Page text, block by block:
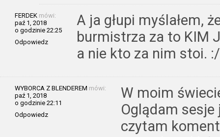
FERDEK mówi:
paź 1, 2018
o godzinie 22:25
Odpowiedz
A ja głupi myślałem,
burmistrza za to KIM
a nie kto za nim stoi. :/
WYBORCA Z BLENDEREM mówi:
paź 1, 2018
o godzinie 22:11
Odpowiedz
W moim
Oglądam sesje
czytam